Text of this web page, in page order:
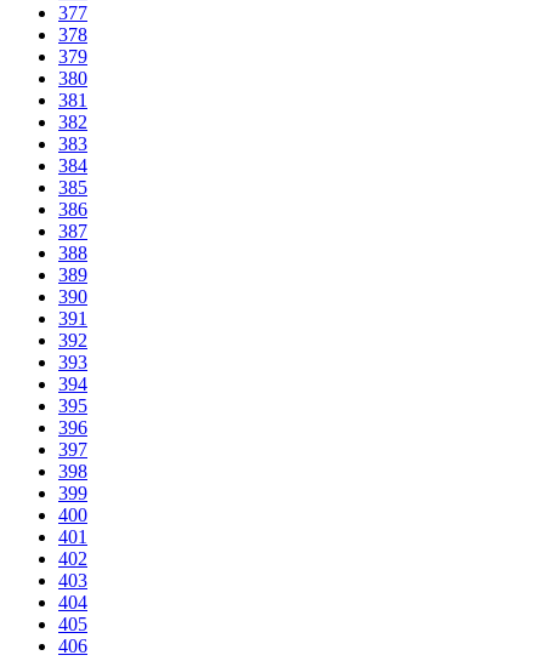
377
378
379
380
381
382
383
384
385
386
387
388
389
390
391
392
393
394
395
396
397
398
399
400
401
402
403
404
405
406